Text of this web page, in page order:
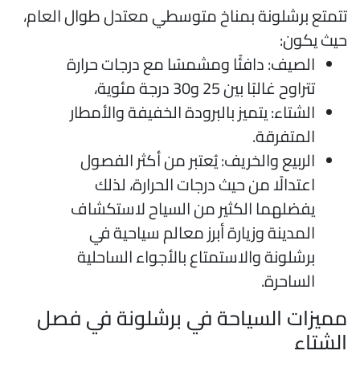
برشلونة بمناخ متوسطي معتدل طوال العام،
يكون:
الصيف: دافئًا ومشمسًا مع درجات حرارة
تتراوح غالبًا بين 25 و30 درجة مئوية،
الشتاء: يتميز بالبرودة الخفيفة والأمطار
المتفرقة.
الربيع والخريف: يُعتبر من أكثر الفصول
اعتدالًا من حيث درجات الحرارة، لذلك
يفضلهما الكثير من السياح لاستكشاف
المدينة وزيارة أبرز معالم سياحية في
برشلونة والاستمتاع بالأجواء الساحلية
الساحرة.
السياحة في برشلونة في فصل